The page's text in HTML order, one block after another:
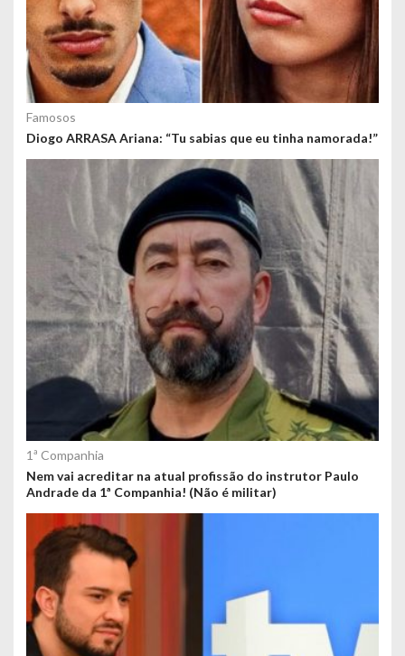
Famosos
Diogo ARRASA Ariana: “Tu sabias que eu tinha namorada!”
1ª Companhia
Nem vai acreditar na atual profissão do instrutor Paulo
Andrade da 1ª Companhia! (Não é militar)